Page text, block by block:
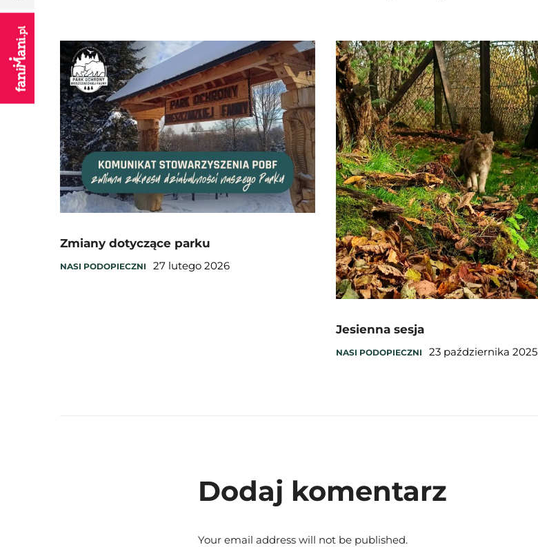
Zmiany dotyczące parku
NASI PODOPIECZNI 27 lutego 2026
Jesienna sesja
NASI PODOPIECZNI 23 października 2025
Dodaj komentarz
Your email address will not be published.